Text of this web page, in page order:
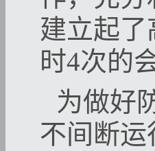
建立起
时4次的
为做好
不间断